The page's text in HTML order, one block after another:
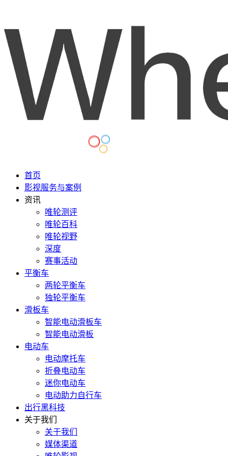
首页
影视服务与案例
资讯
唯轮测评
唯轮百科
唯轮视野
深度
赛事活动
平衡车
两轮平衡车
独轮平衡车
滑板车
智能电动滑板车
智能电动滑板
电动车
电动摩托车
折叠电动车
迷你电动车
电动助力自行车
出行黑科技
关于我们
关于我们
媒体渠道